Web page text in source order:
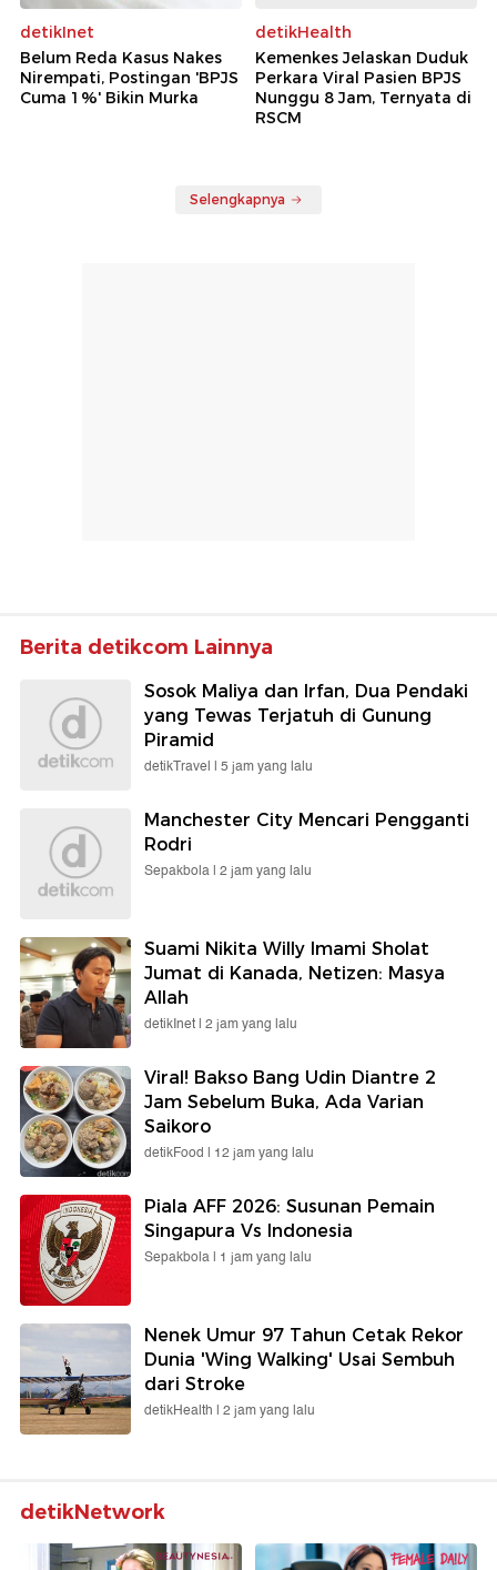
detikInet
Belum Reda Kasus Nakes
Nirempati, Postingan 'BPJS
Cuma 1%' Bikin Murka
detikHealth
Kemenkes Jelaskan Duduk
Perkara Viral Pasien BPJS
Nunggu 8 Jam, Ternyata di
RSCM
Selengkapnya
Berita detikcom Lainnya
Sosok Maliya dan Irfan, Dua Pendaki
yang Tewas Terjatuh di Gunung
Piramid
detikTravel | 5 jam yang lalu
Manchester City Mencari Pengganti
Rodri
Sepakbola | 2 jam yang lalu
Suami Nikita Willy Imami Sholat
Jumat di Kanada, Netizen: Masya
Allah
detikInet | 2 jam yang lalu
Viral! Bakso Bang Udin Diantre 2
Jam Sebelum Buka, Ada Varian
Saikoro
detikFood | 12 jam yang lalu
Piala AFF 2026: Susunan Pemain
Singapura Vs Indonesia
Sepakbola | 1 jam yang lalu
Nenek Umur 97 Tahun Cetak Rekor
Dunia 'Wing Walking' Usai Sembuh
dari Stroke
detikHealth | 2 jam yang lalu
detikNetwork